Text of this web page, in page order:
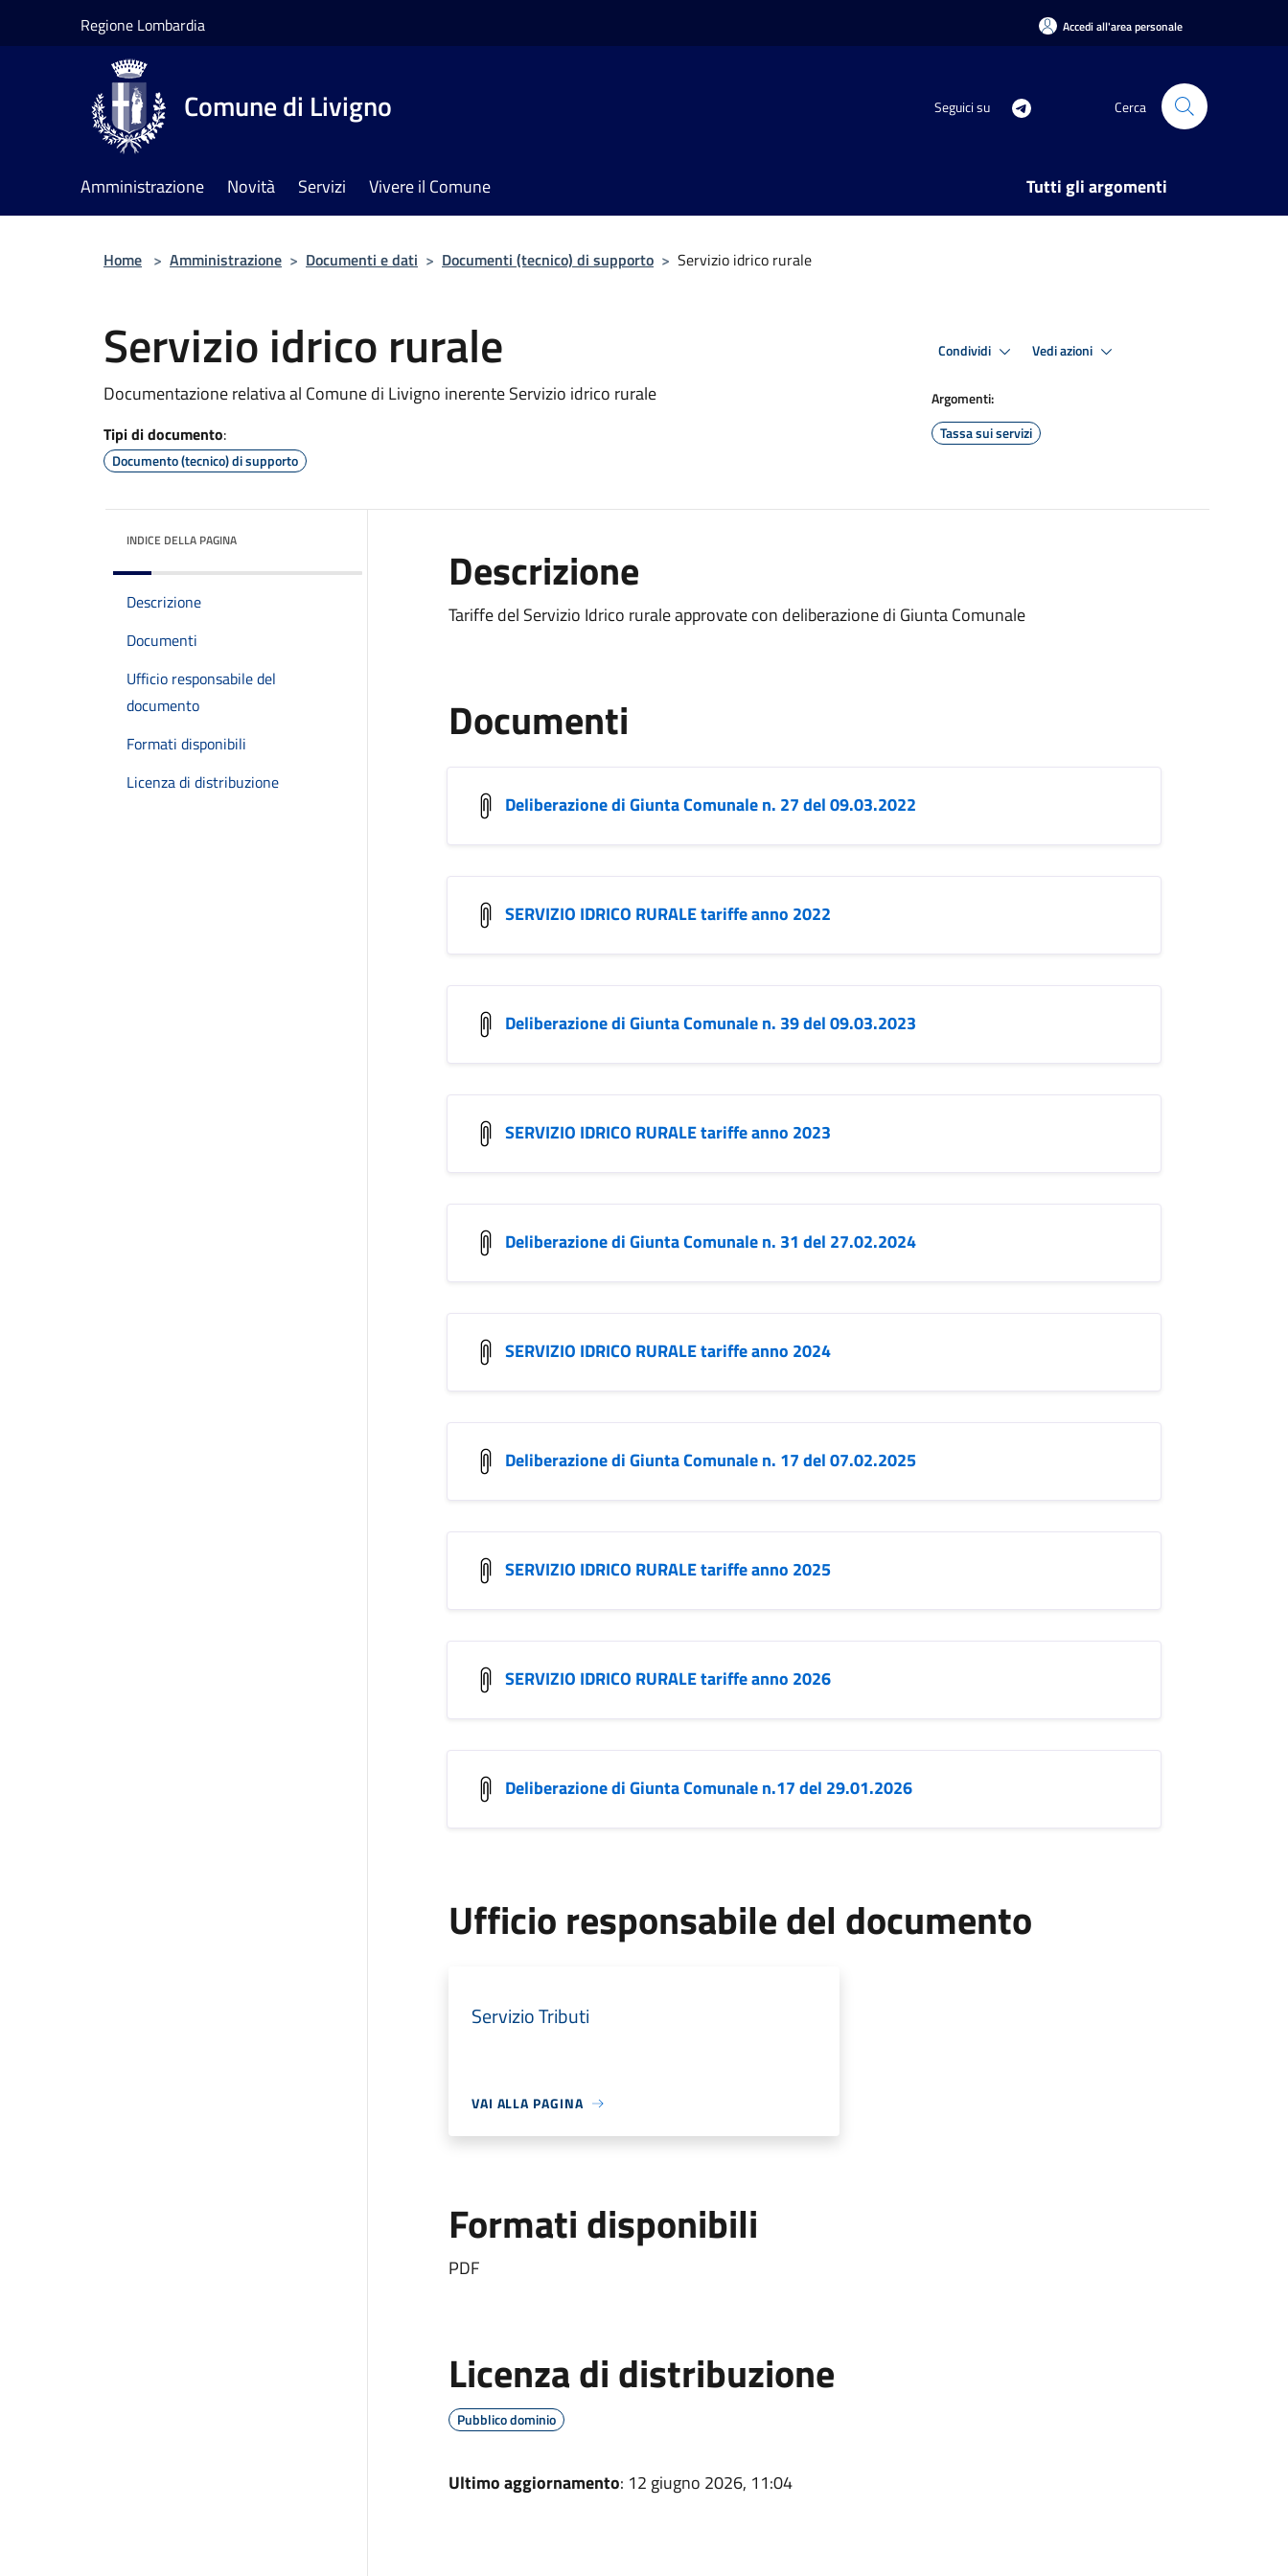
Regione Lombardia Accedi all'area personale
Comune di Livigno Seguici su Cerca
Amministrazione Novità Servizi Vivere il Comune Tutti gli argomenti
Home > Amministrazione > Documenti e dati > Documenti (tecnico) di supporto > Servizio idrico rurale
Servizio idrico rurale
Documentazione relativa al Comune di Livigno inerente Servizio idrico rurale
Tipi di documento:
Documento (tecnico) di supporto
Condividi Vedi azioni
Argomenti:
Tassa sui servizi
INDICE DELLA PAGINA
Descrizione
Documenti
Ufficio responsabile del
documento
Formati disponibili
Licenza di distribuzione
Descrizione
Tariffe del Servizio Idrico rurale approvate con deliberazione di Giunta Comunale
Documenti
Deliberazione di Giunta Comunale n. 27 del 09.03.2022
SERVIZIO IDRICO RURALE tariffe anno 2022
Deliberazione di Giunta Comunale n. 39 del 09.03.2023
SERVIZIO IDRICO RURALE tariffe anno 2023
Deliberazione di Giunta Comunale n. 31 del 27.02.2024
SERVIZIO IDRICO RURALE tariffe anno 2024
Deliberazione di Giunta Comunale n. 17 del 07.02.2025
SERVIZIO IDRICO RURALE tariffe anno 2025
SERVIZIO IDRICO RURALE tariffe anno 2026
Deliberazione di Giunta Comunale n.17 del 29.01.2026
Ufficio responsabile del documento
Servizio Tributi
VAI ALLA PAGINA
Formati disponibili
PDF
Licenza di distribuzione
Pubblico dominio
Ultimo aggiornamento: 12 giugno 2026, 11:04